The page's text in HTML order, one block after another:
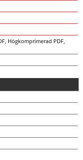
Högkomprimerad PDF,